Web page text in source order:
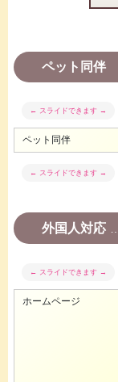
ペット同伴
ペット同伴
外国人対応
ホームページ